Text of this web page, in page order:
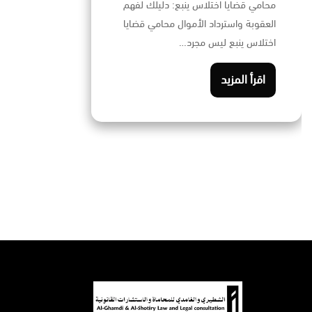
محامي قضايا اختلاس ينبع: دليلك لفهم
العقوبة واسترداد الأموال محامي قضايا
اختلاس ينبع ليس مجرد…
اقرأ المزيد